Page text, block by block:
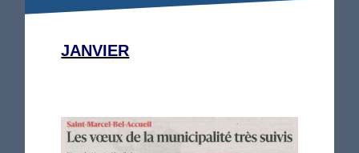
JANVIER